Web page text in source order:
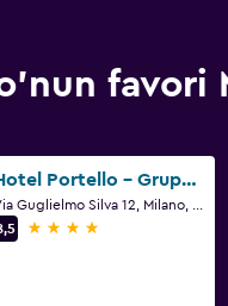
favori
Hotel Portello - Gruppo Mini Hotel
4 yıldız